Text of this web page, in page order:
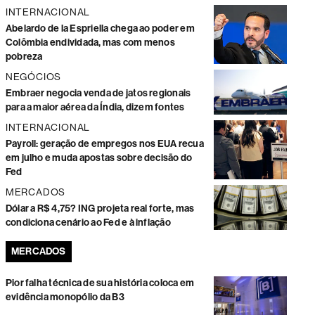
INTERNACIONAL
Abelardo de la Espriella chega ao poder em
Colômbia endividada, mas com menos
pobreza
NEGÓCIOS
Embraer negocia venda de jatos regionais
para a maior aérea da Índia, dizem fontes
INTERNACIONAL
Payroll: geração de empregos nos EUA recua
em julho e muda apostas sobre decisão do
Fed
MERCADOS
Dólar a R$ 4,75? ING projeta real forte, mas
condiciona cenário ao Fed e à inflação
MERCADOS
Pior falha técnica de sua história coloca em
evidência monopólio da B3